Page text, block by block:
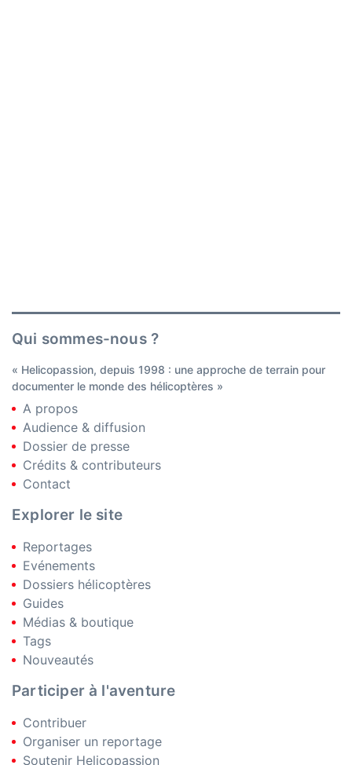
Qui sommes-nous ?
« Helicopassion, depuis 1998 : une approche de terrain pour
documenter le monde des hélicoptères »
A propos
Audience & diffusion
Dossier de presse
Crédits & contributeurs
Contact
Explorer le site
Reportages
Evénements
Dossiers hélicoptères
Guides
Médias & boutique
Tags
Nouveautés
Participer à l'aventure
Contribuer
Organiser un reportage
Soutenir Helicopassion